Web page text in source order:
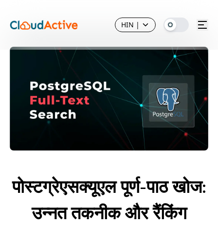
HIN |
पोस्टग्रेएसक्यूएल पूर्ण-पाठ खोज:
उन्नत तकनीक और रैंकिंग